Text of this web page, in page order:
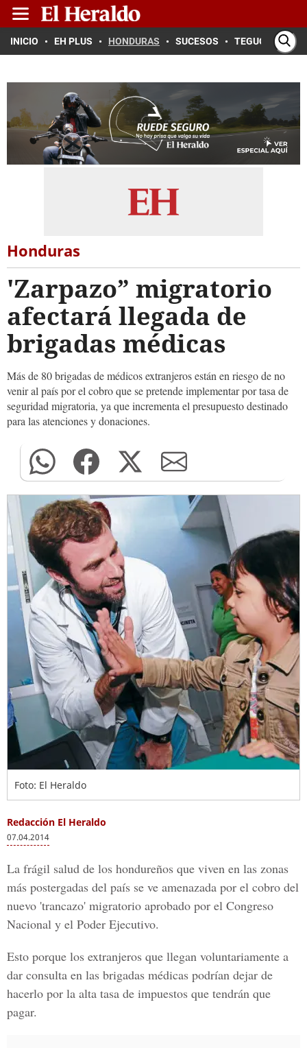
INICIO EH PLUS HONDURAS SUCESOS TEGUCIGALPA
Honduras
'Zarpazo” migratorio
afectará llegada de
brigadas médicas
Más de 80 brigadas de médicos extranjeros están en riesgo de no
venir al país por el cobro que se pretende implementar por tasa de
seguridad migratoria, ya que incrementa el presupuesto destinado
para las atenciones y donaciones.
Foto: El Heraldo
Redacción El Heraldo
07.04.2014
La frágil salud de los hondureños que viven en las zonas
más postergadas del país se ve amenazada por el cobro del
nuevo 'trancazo' migratorio aprobado por el Congreso
Nacional y el Poder Ejecutivo.
Esto porque los extranjeros que llegan voluntariamente a
dar consulta en las brigadas médicas podrían dejar de
hacerlo por la alta tasa de impuestos que tendrán que
pagar.